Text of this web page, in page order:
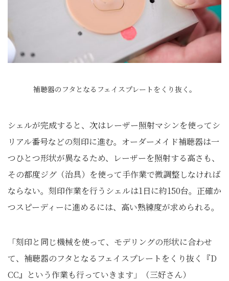
補聴器のフタとなるフェイスプレートをくり抜く。
シェルが完成すると、次はレーザー照射マシンを使ってシ
リアル番号などの刻印に進む。オーダーメイド補聴器は一
つひとつ形状が異なるため、レーザーを照射する高さも、
その都度ジグ（治具）を使って手作業で微調整しなければ
ならない。刻印作業を行うシェルは1日に約150台。正確か
つスピーディーに進めるには、高い熟練度が求められる。
「刻印と同じ機械を使って、モデリングの形状に合わせ
て、補聴器のフタとなるフェイスプレートをくり抜く『D
CC』という作業も行っていきます」（三好さん）